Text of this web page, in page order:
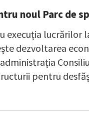
noul Parc de
lucrărilor
dezvoltarea
pentru